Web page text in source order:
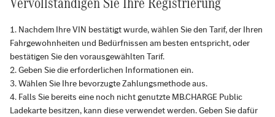
Nachdem Ihre VIN bestätigt wurde, wählen Sie den Tarif, der Ihren
Fahrgewohnheiten und Bedürfnissen am besten entspricht, oder
bestätigen Sie den vorausgewählten Tarif.
Geben Sie die erforderlichen Informationen ein.
Wählen Sie Ihre bevorzugte Zahlungsmethode aus.
Falls Sie bereits eine noch nicht genutzte MB.CHARGE Public
Ladekarte besitzen, kann diese verwendet werden. Geben Sie dafür